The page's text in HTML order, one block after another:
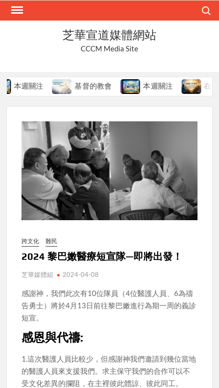
Skip
芝華宣道媒體網站
CCCM Media Site
本週關注 基督的教會 本週關注 在變局
跨文化 難民
2024 黎巴嫩醫療短宣隊—即將出發！
芝華媒體組 2024-04-08
感謝神，我們此次有10位隊員（4位醫護人員、6為禱
告勇士）將於4月13日前往黎巴嫩進行為期一周的義診
短宣。
感恩與代禱:
1.這次醫護人員比較少，但感謝神我們邀請到幾位當地
的醫護人員來支援我們。求主保守我們的合作可以不
受文化差異的攔阻，在主裡彼此體諒、彼此同工。